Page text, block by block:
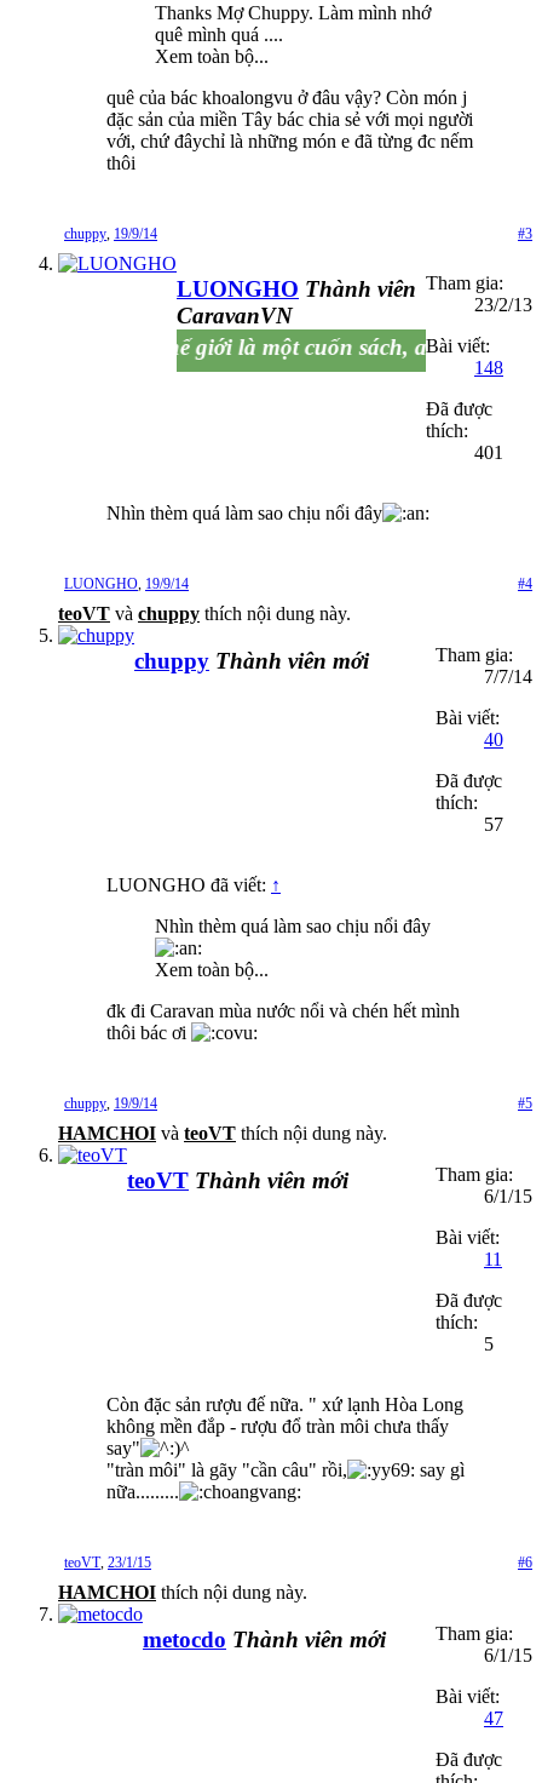
Thanks Mợ Chuppy. Làm mình nhớ
quê mình quá ....
Xem toàn bộ...
quê của bác khoalongvu ở đâu vậy? Còn món j
đặc sản của miền Tây bác chia sẻ với mọi người
với, chứ đâychỉ là những món e đã từng đc nếm
thôi
#3
chuppy 19/9/14
LUONGHO Thành viên
CaravanVN
Thế giới là một cuốn sách, ai không đi
Tham gia:
23/2/13
Bài viết:
148
Đã được
thích:
401
Nhìn thèm quá làm sao chịu nổi đây
#4
LUONGHO 19/9/14
teoVT và chuppy thích nội dung này.
chuppy Thành viên mới
Tham gia:
7/7/14
Bài viết:
40
Đã được
thích:
57
LUONGHO đã viết: ↑
Nhìn thèm quá làm sao chịu nổi đây
Xem toàn bộ...
đk đi Caravan mùa nước nổi và chén hết mình
thôi bác ơi
#5
chuppy 19/9/14
HAMCHOI và teoVT thích nội dung này.
teoVT Thành viên mới
Tham gia:
6/1/15
Bài viết:
11
Đã được
thích:
5
Còn đặc sản rượu đế nữa. " xứ lạnh Hòa Long
không mền đắp - rượu đổ tràn môi chưa thấy
say"
"tràn môi" là gãy "cần câu" rồi,
say gì
nữa.........
#6
teoVT, 23/1/15
HAMCHOI thích nội dung này.
metocdo Thành viên mới
Tham gia:
6/1/15
Bài viết:
47
Đã được